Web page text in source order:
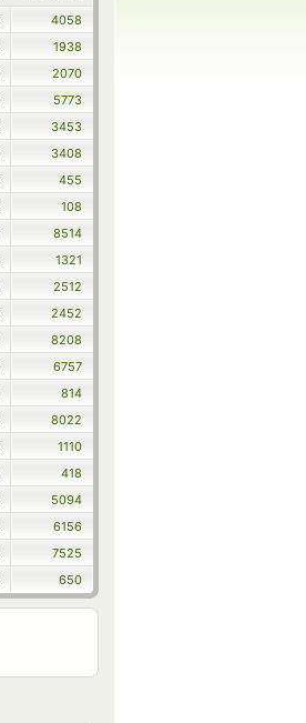
4058
1938
2070
5773
3453
3408
455
108
8514
1321
2512
2452
8208
6757
814
8022
1110
418
5094
6156
7525
650